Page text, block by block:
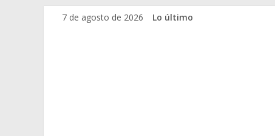
7 de agosto de 2026 Lo último